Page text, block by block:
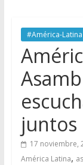
#América-Latina
juntos
17 noviembre,
América Latina,